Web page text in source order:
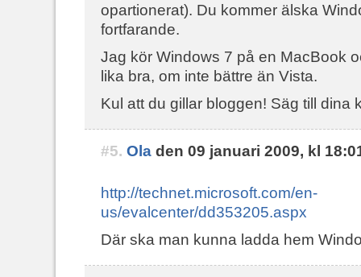
opartionerat). Du kommer älska
fortfarande.
Jag kör Windows 7 på en MacBook
lika bra, om inte bättre än Vista.
Kul att du gillar bloggen! Säg till dina
#5. Ola den 09 januari 2009, kl
http://technet.microsoft.com/en-
us/evalcenter/dd353205.aspx
Där ska man kunna ladda hem